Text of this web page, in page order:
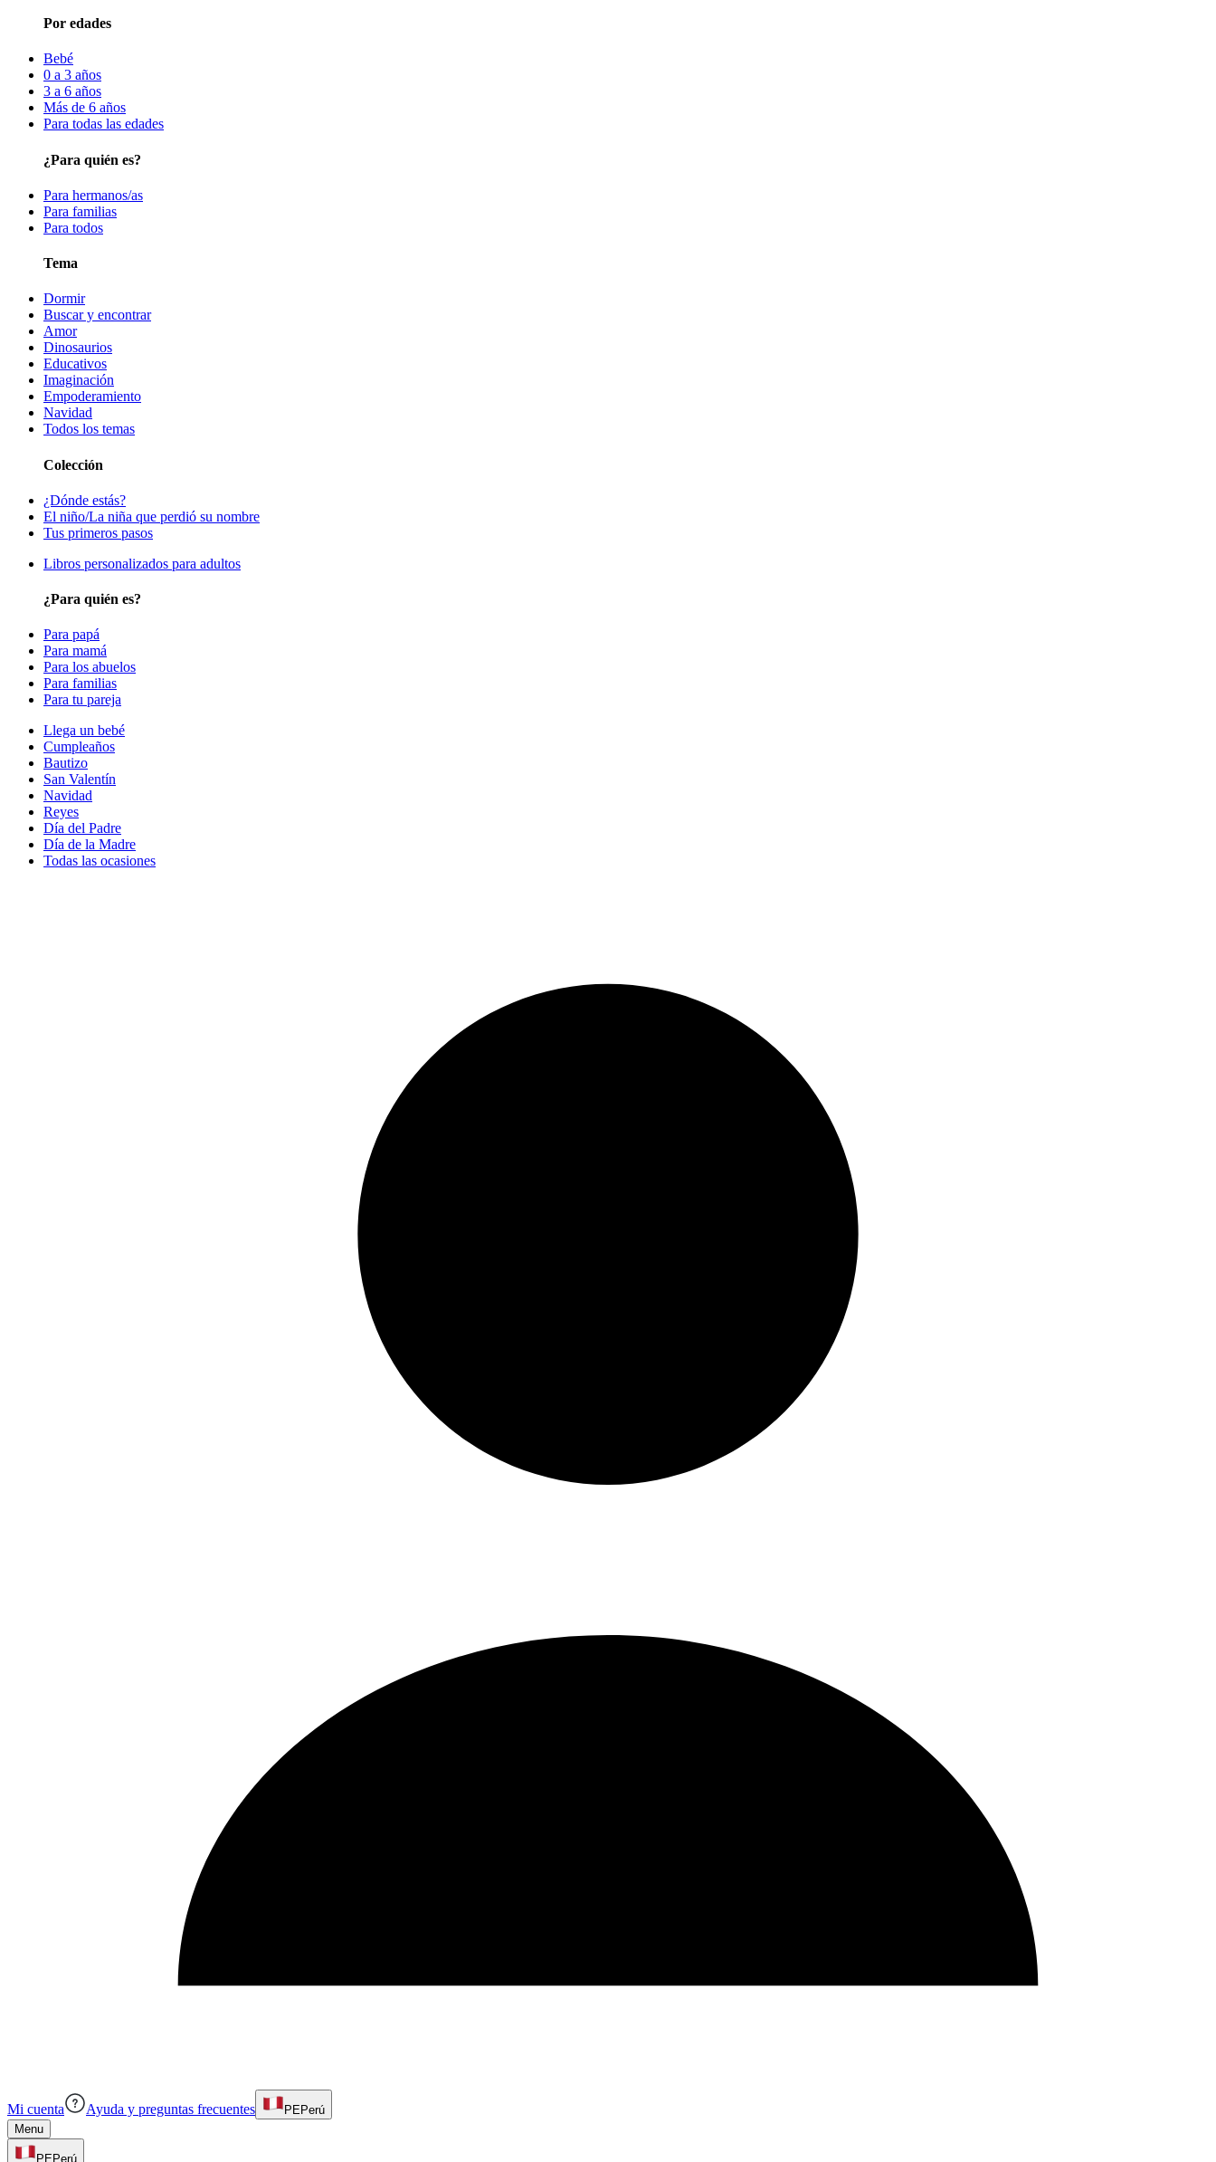
Por edades
Bebé
0 a 3 años
3 a 6 años
Más de 6 años
Para todas las edades
¿Para quién es?
Para hermanos/as
Para familias
Para todos
Tema
Dormir
Buscar y encontrar
Amor
Dinosaurios
Educativos
Imaginación
Empoderamiento
Navidad
Todos los temas
Colección
¿Dónde estás?
El niño/La niña que perdió su nombre
Tus primeros pasos
Libros personalizados para adultos
¿Para quién es?
Para papá
Para mamá
Para los abuelos
Para familias
Para tu pareja
Llega un bebé
Cumpleaños
Bautizo
San Valentín
Navidad
Reyes
Día del Padre
Día de la Madre
Todas las ocasiones
Mi cuenta Ayuda y preguntas frecuentes PEPerú
Menu
PE Perú